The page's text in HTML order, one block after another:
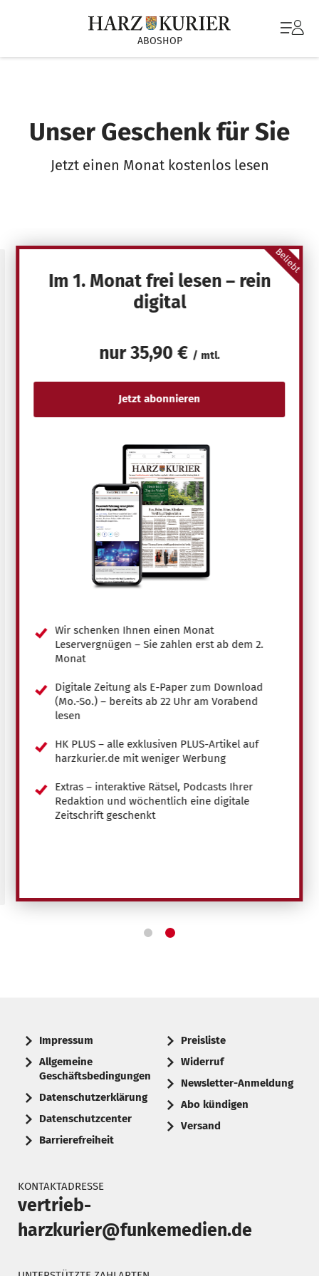
ABOSHOP
Unser Geschenk für Sie
Jetzt einen Monat kostenlos lesen
Beliebt
Im 1. Monat frei lesen – rein
digital
nur35,90 € / mtl.
Wir schenken Ihnen einen Monat
Leservergnügen – Sie zahlen erst ab dem 2.
Monat
Digitale Zeitung als E-Paper zum Download
(Mo.-So.) – bereits ab 22 Uhr am Vorabend
lesen
HK PLUS – alle exklusiven PLUS-Artikel auf
harzkurier.de mit weniger Werbung
Extras – interaktive Rätsel, Podcasts Ihrer
Redaktion und wöchentlich eine digitale
Zeitschrift geschenkt
Impressum
Allgemeine
Geschäftsbedingungen
Datenschutzerklärung
Datenschutzcenter
Barrierefreiheit
Preisliste
Widerruf
Newsletter-Anmeldung
Abo kündigen
Versand
KONTAKTADRESSE
vertrieb-
harzkurier@funkemedien.de